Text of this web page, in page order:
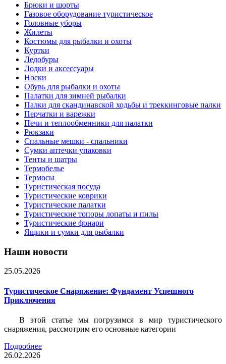
Брюки и шорты
Газовое оборудование туристическое
Головные уборы
Жилеты
Костюмы для рыбалки и охоты
Куртки
Ледобуры
Лодки и аксессуары
Носки
Обувь для рыбалки и охоты
Палатки для зимней рыбалки
Палки для скандинавской ходьбы и треккинговые палки
Перчатки и варежки
Печи и теплообменники для палатки
Рюкзаки
Спальные мешки - спальники
Сумки аптечки упаковки
Тенты и шатры
Термобелье
Термосы
Туристическая посуда
Туристические коврики
Туристические палатки
Туристические топоры лопаты и пилы
Туристические фонари
Ящики и сумки для рыбалки
Наши новости
25.05.2026
Туристическое Снаряжение: Фундамент Успешного
Приключения
В этой статье мы погрузимся в мир туристического
снаряжения, рассмотрим его основные категории
Подробнее
26.02.2026